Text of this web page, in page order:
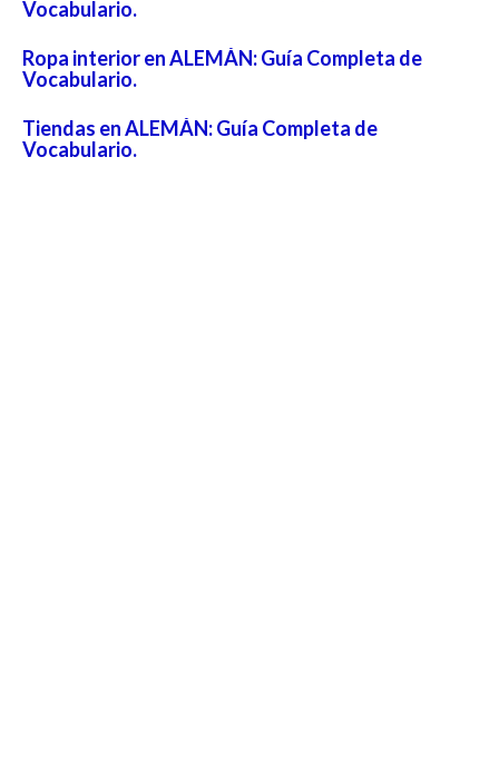
Vocabulario.
Ropa interior en ALEMÁN: Guía Completa de
Vocabulario.
Tiendas en ALEMÁN: Guía Completa de
Vocabulario.